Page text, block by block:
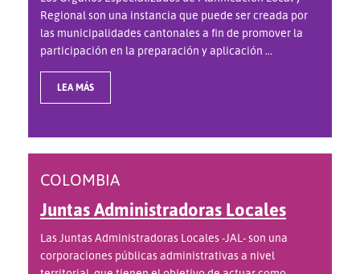
Regional son una instancia que puede ser creada por
las municipalidades cantonales a fin de promover la
participación en la preparación y aplicación ...
LEA MÁS
COLOMBIA
Juntas Administradoras Locales
Las Juntas Administradoras Locales -JAL- son una
corporaciones públicas administrativas a nivel